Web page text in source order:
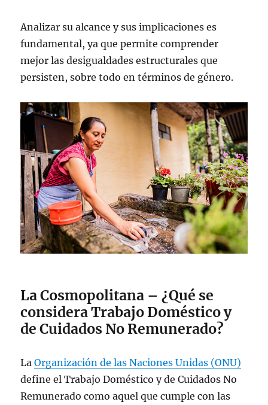
Analizar su alcance y sus implicaciones es
fundamental, ya que permite comprender
mejor las desigualdades estructurales que
persisten, sobre todo en términos de género.
La Cosmopolitana – ¿Qué se
considera Trabajo Doméstico y
de Cuidados No Remunerado?
LaOrganización de las Naciones Unidas (ONU)
define el Trabajo Doméstico y de Cuidados No
Remunerado como aquel que cumple con las